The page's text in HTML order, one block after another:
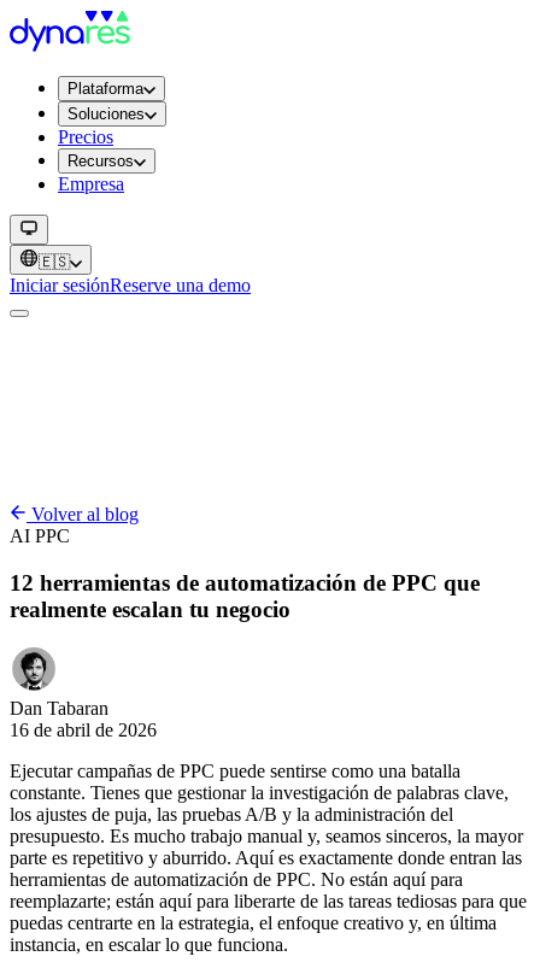
Plataforma
Soluciones
Precios
Recursos
Empresa
🇪🇸
Iniciar sesiónReserve una demo
Volver al blog
AI PPC
12 herramientas de automatización de PPC que
realmente escalan tu negocio
Dan Tabaran
16 de abril de 2026
Ejecutar campañas de PPC puede sentirse como una batalla
constante. Tienes que gestionar la investigación de palabras clave,
los ajustes de puja, las pruebas A/B y la administración del
presupuesto. Es mucho trabajo manual y, seamos sinceros, la mayor
parte es repetitivo y aburrido. Aquí es exactamente donde entran las
herramientas de automatización de PPC. No están aquí para
reemplazarte; están aquí para liberarte de las tareas tediosas para que
puedas centrarte en la estrategia, el enfoque creativo y, en última
instancia, en escalar lo que funciona.